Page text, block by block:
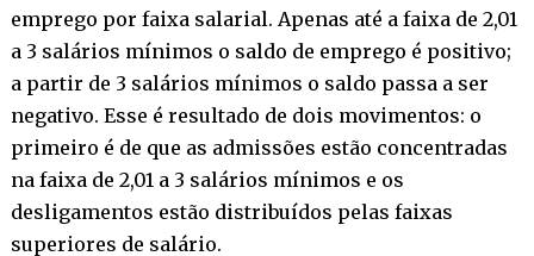
emprego por faixa salarial. Apenas até a faixa de 2,01
a 3 salários mínimos o saldo de emprego é positivo;
a partir de 3 salários mínimos o saldo passa a ser
negativo. Esse é resultado de dois movimentos: o
primeiro é de que as admissões estão concentradas
na faixa de 2,01 a 3 salários mínimos e os
desligamentos estão distribuídos pelas faixas
superiores de salário.